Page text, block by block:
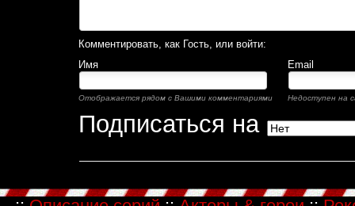
Комментировать, как Гость, или войти:
Имя
Email
Отображается рядом с Вашими комментариями Недоступен на
Подписаться на